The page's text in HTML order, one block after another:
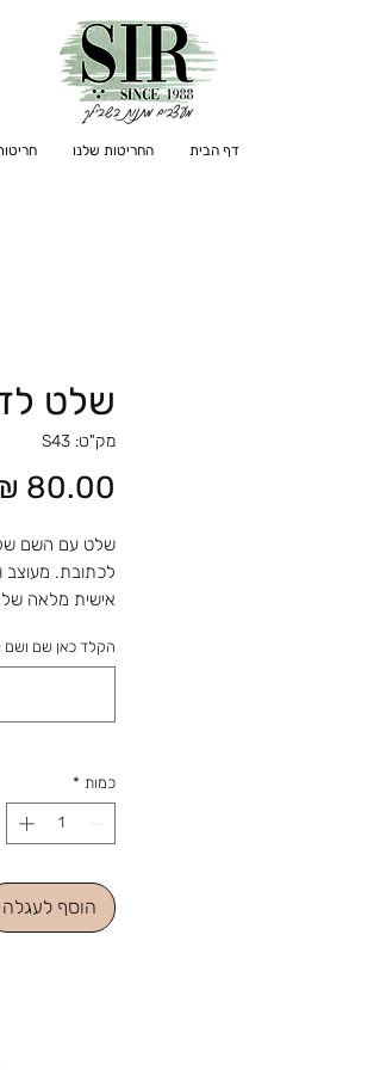
דף הבית החריטות שלנו
שלט
מק"ט: S43
שלט עם השם
לכתובת. מעוצב
אישית מלאה של
בסובלימציה עובי 4
מאז
הקלד כאן שם
כמות *
הוסף לעגלה